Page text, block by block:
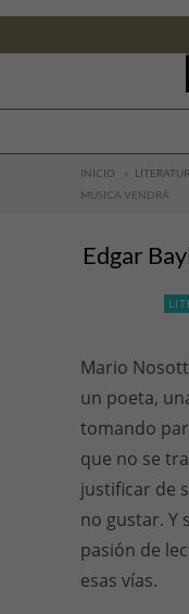
INICIO »
MÚSICA VENDRÁ
Edgar
Mario
un poeta,
tomando
que no se
justificar de
no gustar. Y
pasión de
esas vías.